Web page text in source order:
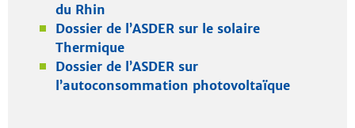
du Rhin
Dossier de l’ASDER sur le solaire
Thermique
Dossier de l’ASDER sur
l’autoconsommation photovoltaïque